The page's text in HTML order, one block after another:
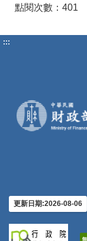
點閱次數：401
:::
更新日期:2026-08-06